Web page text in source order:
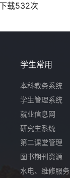
载532次
学生常用
本科教务系统
学生管理系统
就业信息网
研究生系统
第二课堂管理
图书期刊资源
水电、维修服务